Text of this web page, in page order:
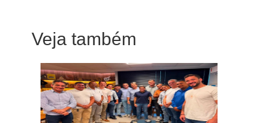
Veja também